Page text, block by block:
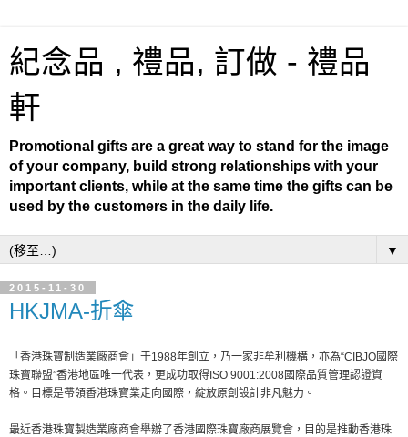
紀念品 , 禮品, 訂做 - 禮品
軒
Promotional gifts are a great way to stand for the image
of your company, build strong relationships with your
important clients, while at the same time the gifts can be
used by the customers in the daily life.
▼
2015-11-30
HKJMA-折傘
「香港珠寶制造業廠商會」于1988年創立，乃一家非牟利機構，亦為“CIBJO國際
珠寶聯盟”香港地區唯一代表，更成功取得ISO 9001:2008國際品質管理認證資
格。目標是帶領香港珠寶業走向國際，綻放原創設計非凡魅力。
最近香港珠寶製造業廠商會舉辦了香港國際珠寶廠商展覽會，目的是推動香港珠